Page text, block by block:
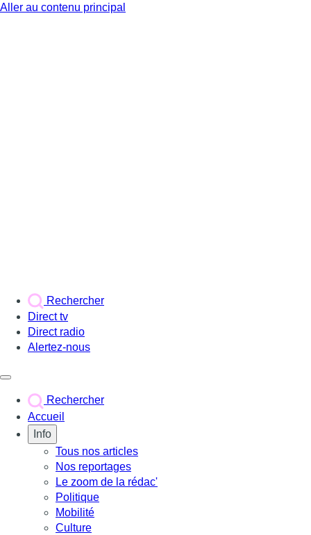
Aller au contenu principal
Rechercher
Direct tv
Direct radio
Alertez-nous
Rechercher
Accueil
Info
Tous nos articles
Nos reportages
Le zoom de la rédac'
Politique
Mobilité
Culture